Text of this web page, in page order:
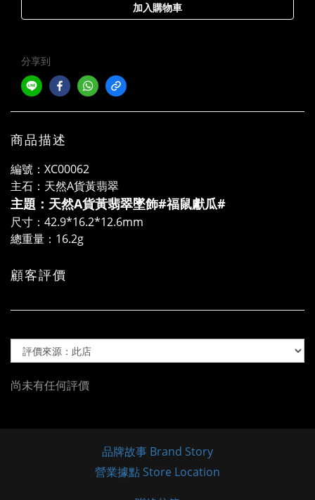
加入購物車
分享到
商品描述
編號：XC00062
主石：天然A貨黃翡翠
主題：天然A貨黃翡翠墜飾#福鼠獻瓜#
尺寸：42.9*16.2*12.6mm
總重量：16.2g
顧客評價
尚未有任何評價
品牌故事 Brand Story
營業據點 Store Location